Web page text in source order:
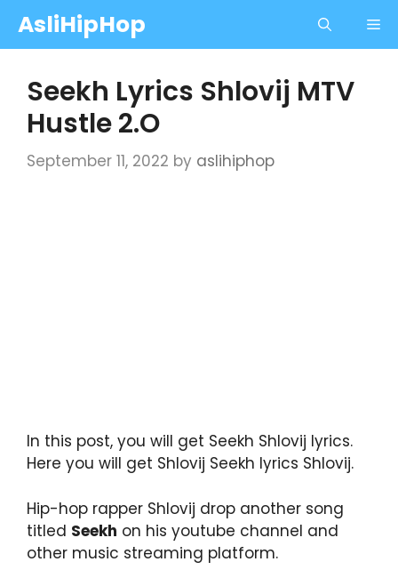
content
AsliHipHop
Seekh Lyrics Shlovij MTV
Hustle 2.O
September 11, 2022 by aslihiphop
In this post, you will get Seekh Shlovij lyrics.
Here you will get Shlovij Seekh lyrics Shlovij.
Hip-hop rapper Shlovij drop another song
titled Seekh on his youtube channel and
other music streaming platform.